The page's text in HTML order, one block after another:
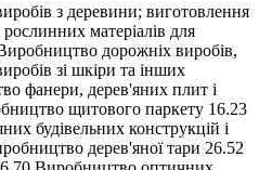
з деревини; виготовлення
матеріалів для
дорожніх виробів,
зі шкіри та інших
фанери, дерев'яних плит і
щитового паркету 16.23
будівельних конструкцій і
дерев'яної тари 26.52